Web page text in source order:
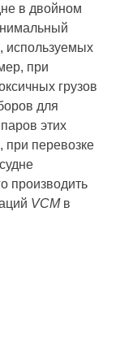
в двойном
используемых
при
грузов
для
этих
при перевозке
производить
VCMв